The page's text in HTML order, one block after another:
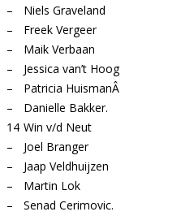
–
Niels Graveland
–
Freek Vergeer
–
Maik Verbaan
–
Jessica van’t Hoog
–
Patricia HuismanÂ
–
Danielle Bakker.
14 Win v/d Neut
–
Joel Branger
–
Jaap Veldhuijzen
–
Martin Lok
–
Senad Cerimovic.